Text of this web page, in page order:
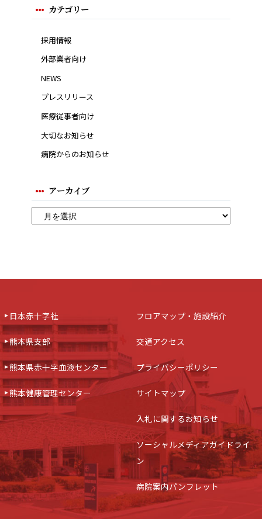
カテゴリー
採用情報
外部業者向け
NEWS
プレスリリース
医療従事者向け
大切なお知らせ
病院からのお知らせ
アーカイブ
日本赤十字社
熊本県支部
熊本県赤十字血液センター
熊本健康管理センター
フロアマップ・施設紹介
交通アクセス
プライバシーポリシー
サイトマップ
入札に関するお知らせ
ソーシャルメディアガイドライ
ン
病院案内パンフレット